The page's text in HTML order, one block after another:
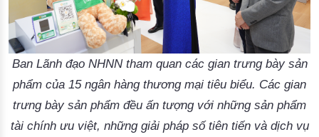
Ban Lãnh đạo NHNN tham quan các gian trưng bày sản
phẩm của 15 ngân hàng thương mại tiêu biểu. Các gian
trưng bày sản phẩm đều ấn tượng với những sản phẩm
tài chính ưu việt, những giải pháp số tiên tiến và dịch vụ